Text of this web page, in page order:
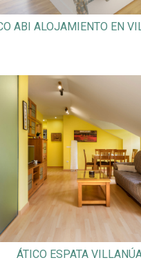
ABI ALOJAMIENTO EN
ÁTICO ESPATA